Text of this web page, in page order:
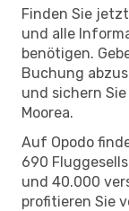
Finden Sie
und alle
benötigen.
Buchung
und sichern
Moorea.
Auf Opodo
690
und 40.000
profitieren Sie